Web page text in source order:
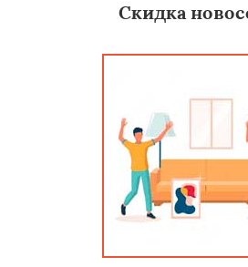
Скидка